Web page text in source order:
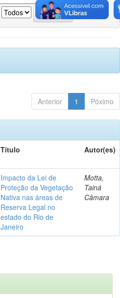
Anterior 1 Póximo
Título Autor(es)
Impacto da Lei de
Proteção da Vegetação
Nativa nas áreas de
Reserva Legal no
estado do Rio de
Janeiro
Motta,
Tainá
Câmara